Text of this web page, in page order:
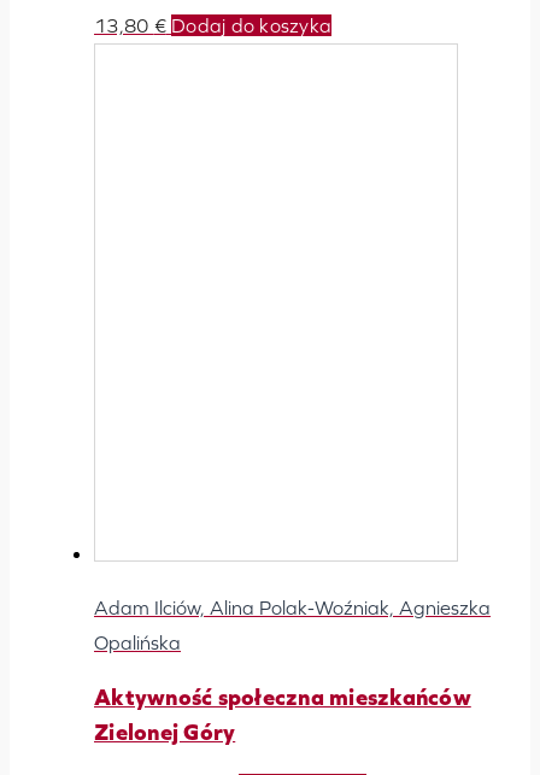
13,80 € Dodaj do koszyka
Adam Ilciów, Alina Polak-Woźniak, Agnieszka
Opalińska
Aktywność społeczna mieszkańców
Zielonej Góry